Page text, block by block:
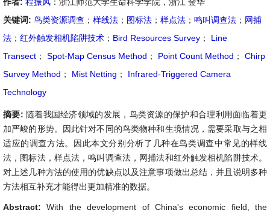
关键词: 鸟类资源调查 ； 样线法 ； 图标法 ； 样点法 ； 鸣叫调查法 ； 网捕
法 ； 红外触发相机陷阱技术 ； Bird Resources Survey ；
Line
Transect ； Spot-Map Census Method ； Point Count Method ；
Chirp
Survey Method ； Mist Netting ；
Infrared-Triggered Camera
Technology
摘要: 随着我国经济领域的发展，鸟类资源的保护和合理利用面临着更
加严峻的形势。因此针对不同的鸟类物种和生境情况，需要采取与之相
适应的调查方法。因此本文分别分析了几种在鸟类调查中常见的样线
法，图标法，样点法，鸣叫调查法，网捕法和红外触发相机陷阱技术。
对上述几种方法的使用的优缺点以及注意事项做出总结，并且说明多种
方法相互补充才能得出更加精准的数据。
Abstract:With the development of China's economic field, the